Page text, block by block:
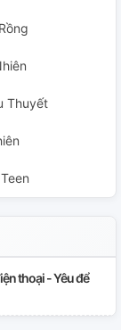
Thuyết
thoại - Yêu để